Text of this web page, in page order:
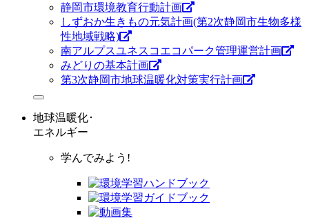
静岡市環境教育行動計画
しずおか生きもの元気計画(第2次静岡市生物多様
性地域戦略)
南アルプスユネスコエコパーク管理運営計画
みどりの基本計画
第3次静岡市地球温暖化対策実行計画
地球温暖化･
エネルギー
学んでみよう!